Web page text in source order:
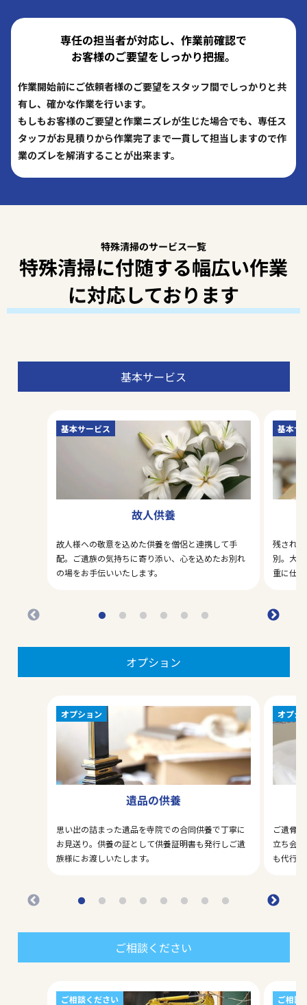
専任の担当者が対応し、作業前確認で
お客様のご要望をしっかり把握。
作業開始前にご依頼者様のご要望をスタッフ間でしっかりと共
有し、確かな作業を行います。
もしもお客様のご要望と作業ニズレが生じた場合でも、専任ス
タッフがお見積りから作業完了まで一貫して担当しますので作
業のズレを解消することが出来ます。
特殊清掃のサービス一覧
特殊清掃に付随する幅広い作業
に対応しております
基本サービス
基本サービス
故人供養
故人様への敬意を込めた供養を僧侶と連携して手
配。ご遺族の気持ちに寄り添い、心を込めたお別れ
の場をお手伝いいたします。
基本サ
残され
別。大
重に仕
オプション
オプション
遺品の供養
思い出の詰まった遺品を寺院での合同供養で丁寧に
お見送り。供養の証として供養証明書も発行しご遺
族様にお渡しいたします。
オプシ
ご遺骨
立ち会
も代行
ご相談ください
ご相談ください ご相談